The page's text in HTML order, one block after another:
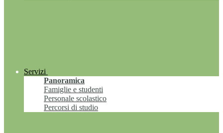
Servizi
Panoramica
Famiglie e studenti
Personale scolastico
Percorsi di studio